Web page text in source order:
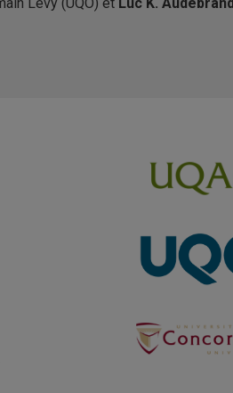
Levy (UQO) et Luc K. Audebrand